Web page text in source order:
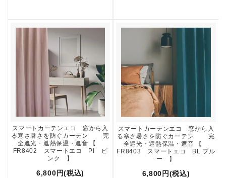
スマートカーテンエコ 窓から入
る寒さ暑さを防ぐカーテン 完
全遮光・遮熱保温・遮音 【
FR8402 スマートエコ PI ピ
ンク 】
6,800円(税込)
スマートカーテンエコ 窓から入
る寒さ暑さを防ぐカーテン 完
全遮光・遮熱保温・遮音 【
FR8403 スマートエコ BL ブル
ー 】
6,800円(税込)